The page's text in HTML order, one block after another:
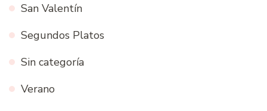
San Valentín
Segundos Platos
Sin categoría
Verano